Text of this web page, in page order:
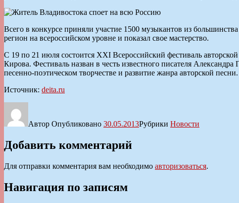
Всего в конкурсе приняли участие 1500 музыкантов из
регион на всероссийском уровне и показал свое мастерство.
С 19 по 21 июля состоится XXI Всероссийский фестиваль
Кирова. Фестиваль назван в честь известного писателя
песенно-поэтическом творчестве и развитие жанра авторской песни.
Источник: deita.ru
Автор Опубликовано 30.05.2013Рубрики Новости
Добавить комментарий
Для отправки комментария вам необходимо авторизоваться.
Навигация по записям